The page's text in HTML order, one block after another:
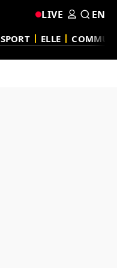
SPORT ELLE
LIVE EN